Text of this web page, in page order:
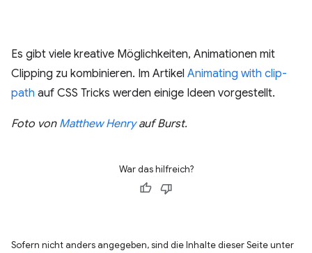
Es gibt viele kreative Möglichkeiten, Animationen mit
Clipping zu kombinieren. Im Artikel Animating with clip-
path auf CSS Tricks werden einige Ideen vorgestellt.
Foto von Matthew Henryauf Burst.
War das hilfreich?
Sofern nicht anders angegeben, sind die Inhalte dieser Seite unter